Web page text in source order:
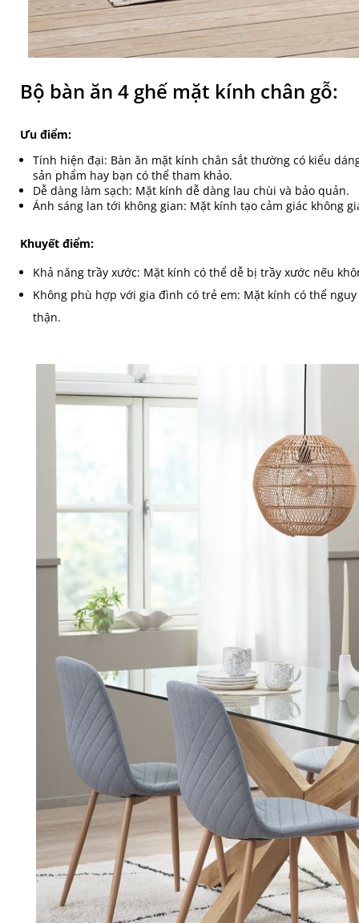
Bộ bàn ăn 4 ghế mặt kính chân gỗ:
Ưu điểm:
Tính hiện đại: Bàn ăn mặt kính chân sắt thường có kiểu
sản phẩm hay bạn có thể tham khảo.
Dễ dàng làm sạch: Mặt kính dễ dàng lau chùi và bảo quản.
Ánh sáng lan tới không gian: Mặt kính tạo cảm giác không
Khuyết điểm:
Khả năng trầy xước: Mặt kính có thể dễ bị trầy xước nếu
Không phù hợp với gia đình có trẻ em: Mặt kính có thể
thận.